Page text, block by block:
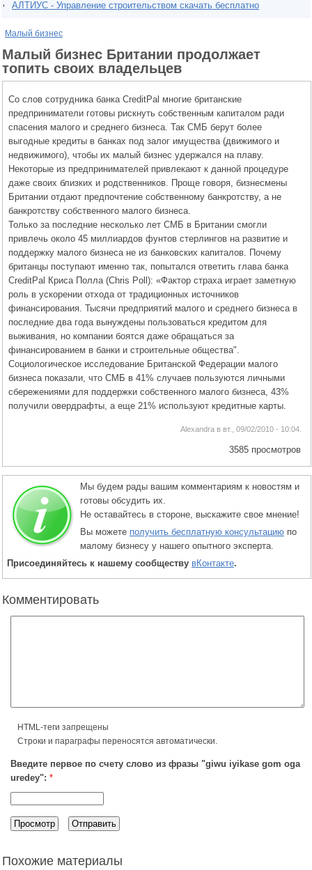
АЛТИУС - Управление строительством скачать бесплатно
Малый бизнес
Малый бизнес Британии продолжает
топить своих владельцев
Со слов сотрудника банка CreditPal многие британские
предприниматели готовы рискнуть собственным капиталом ради
спасения малого и среднего бизнеса. Так СМБ берут более
выгодные кредиты в банках под залог имущества (движимого и
недвижимого), чтобы их малый бизнес удержался на плаву.
Некоторые из предпринимателей привлекают к данной процедуре
даже своих близких и родственников. Проще говоря, бизнесмены
Британии отдают предпочтение собственному банкротству, а не
банкротству собственного малого бизнеса.
Только за последние несколько лет СМБ в Британии смогли
привлечь около 45 миллиардов фунтов стерлингов на развитие и
поддержку малого бизнеса не из банковских капиталов. Почему
британцы поступают именно так, попытался ответить глава банка
CreditPal Криса Полла (Chris Poll): «Фактор страха играет заметную
роль в ускорении отхода от традиционных источников
финансирования. Тысячи предприятий малого и среднего бизнеса в
последние два года вынуждены пользоваться кредитом для
выживания, но компании боятся даже обращаться за
финансированием в банки и строительные общества".
Социологическое исследование Британской Федерации малого
бизнеса показали, что СМБ в 41% случаев пользуются личными
сбережениями для поддержки собственного малого бизнеса, 43%
получили овердрафты, а еще 21% используют кредитные карты.
Alexandra в вт., 09/02/2010 - 10:04.
3585 просмотров
Мы будем рады вашим комментариям к новостям и
готовы обсудить их.
Не оставайтесь в стороне, выскажите свое мнение!
Вы можете получить бесплатную консультацию по
малому бизнесу у нашего опытного эксперта.
Присоединяйтесь к нашему сообществу вКонтакте.
Комментировать
HTML-теги запрещены
Строки и параграфы переносятся автоматически.
Введите первое по счету слово из фразы "giwu iyikase gom oga
uredey": *
Похожие материалы